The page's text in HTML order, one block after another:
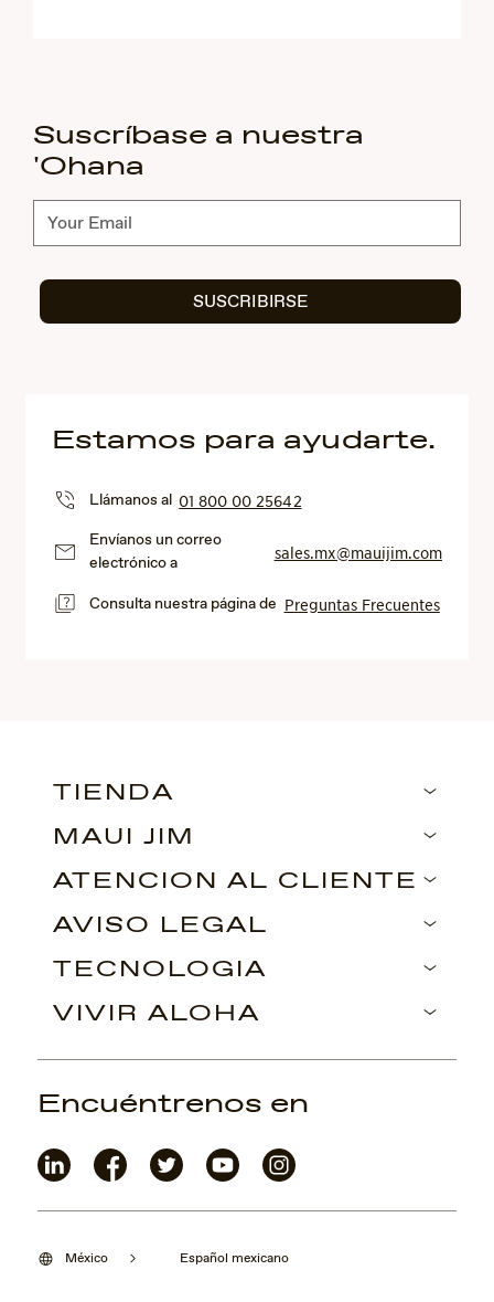
Suscríbase a nuestra
'Ohana
Suscríbete
SUSCRIBIRSE
Estamos para ayudarte.
Llámanos al01 800 00 25642
Envíanos un correo
electrónico a
sales.mx@mauijim.com
Consulta nuestra página de Preguntas Frecuentes
TIENDA
MAUI JIM
ATENCIÓN AL CLIENTE
AVISO LEGAL
TECNOLOGÍA
VIVIR ALOHA
México Español mexicano
Encuéntrenos en